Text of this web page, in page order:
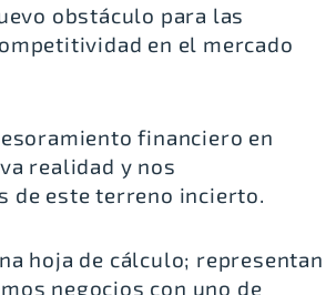
obstáculo para las
en el mercado
financiero en
realidad y nos
de este terreno incierto.
hoja de cálculo; representan
negocios con uno de